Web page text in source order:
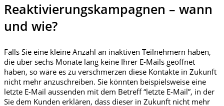
Reaktivierungskampagnen – wann
und wie?
Falls Sie eine kleine Anzahl an inaktiven Teilnehmern haben,
die über sechs Monate lang keine Ihrer E-Mails geöffnet
haben, so wäre es zu verschmerzen diese Kontakte in Zukunft
nicht mehr anzuschreiben. Sie könnten beispielsweise eine
letzte E-Mail aussenden mit dem Betreff “letzte E-Mail”, in der
Sie dem Kunden erklären, dass dieser in Zukunft nicht mehr